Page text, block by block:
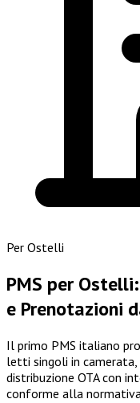
Per Ostelli
PMS per
e Prenotazioni
Il primo PMS italiano
letti singoli in
distribuzione OTA con
conforme alla